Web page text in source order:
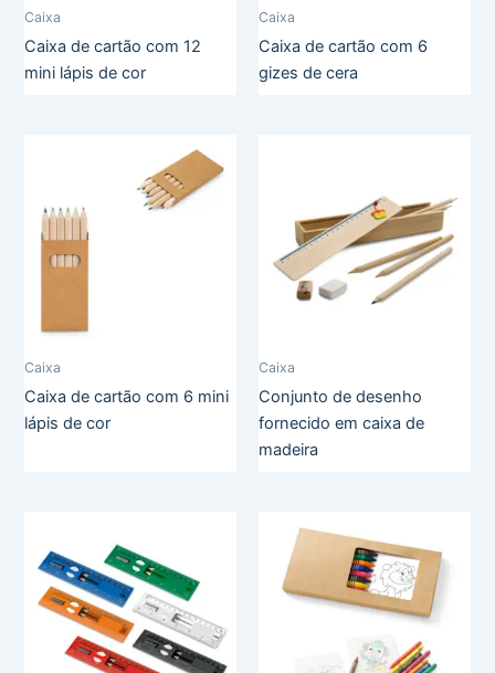
Caixa
Caixa de cartão com 12
mini lápis de cor
Caixa
Caixa de cartão com 6
gizes de cera
Caixa
Caixa de cartão com 6 mini
lápis de cor
Caixa
Conjunto de desenho
fornecido em caixa de
madeira